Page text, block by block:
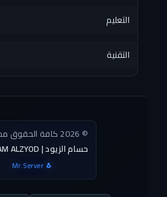
التعليم
التقنية
© 2026 كافة الحقوق محفوظة
HOSSAM ALZYOD | حسام الزيود
Mr.Server 🐧